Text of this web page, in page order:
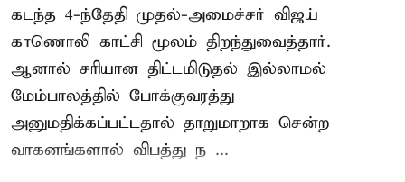
கடந்த 4-ந்தேதி முதல்-அமைச்சர் விஜய்
காணொலி காட்சி மூலம் திறந்துவைத்தார்.
ஆனால் சரியான திட்டமிடுதல் இல்லாமல்
மேம்பாலத்தில் போக்குவரத்து
அனுமதிக்கப்பட்டதால் தாறுமாறாக சென்ற
வாகனங்களால் விபத்து ந ...